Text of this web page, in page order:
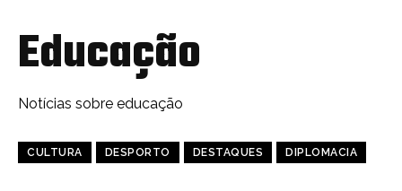
Educação
Notícias sobre educação
CULTURA DESPORTO DESTAQUES DIPLOMACIA